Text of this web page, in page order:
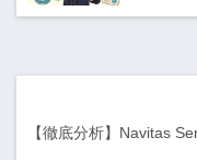
【徹底分析】Navitas